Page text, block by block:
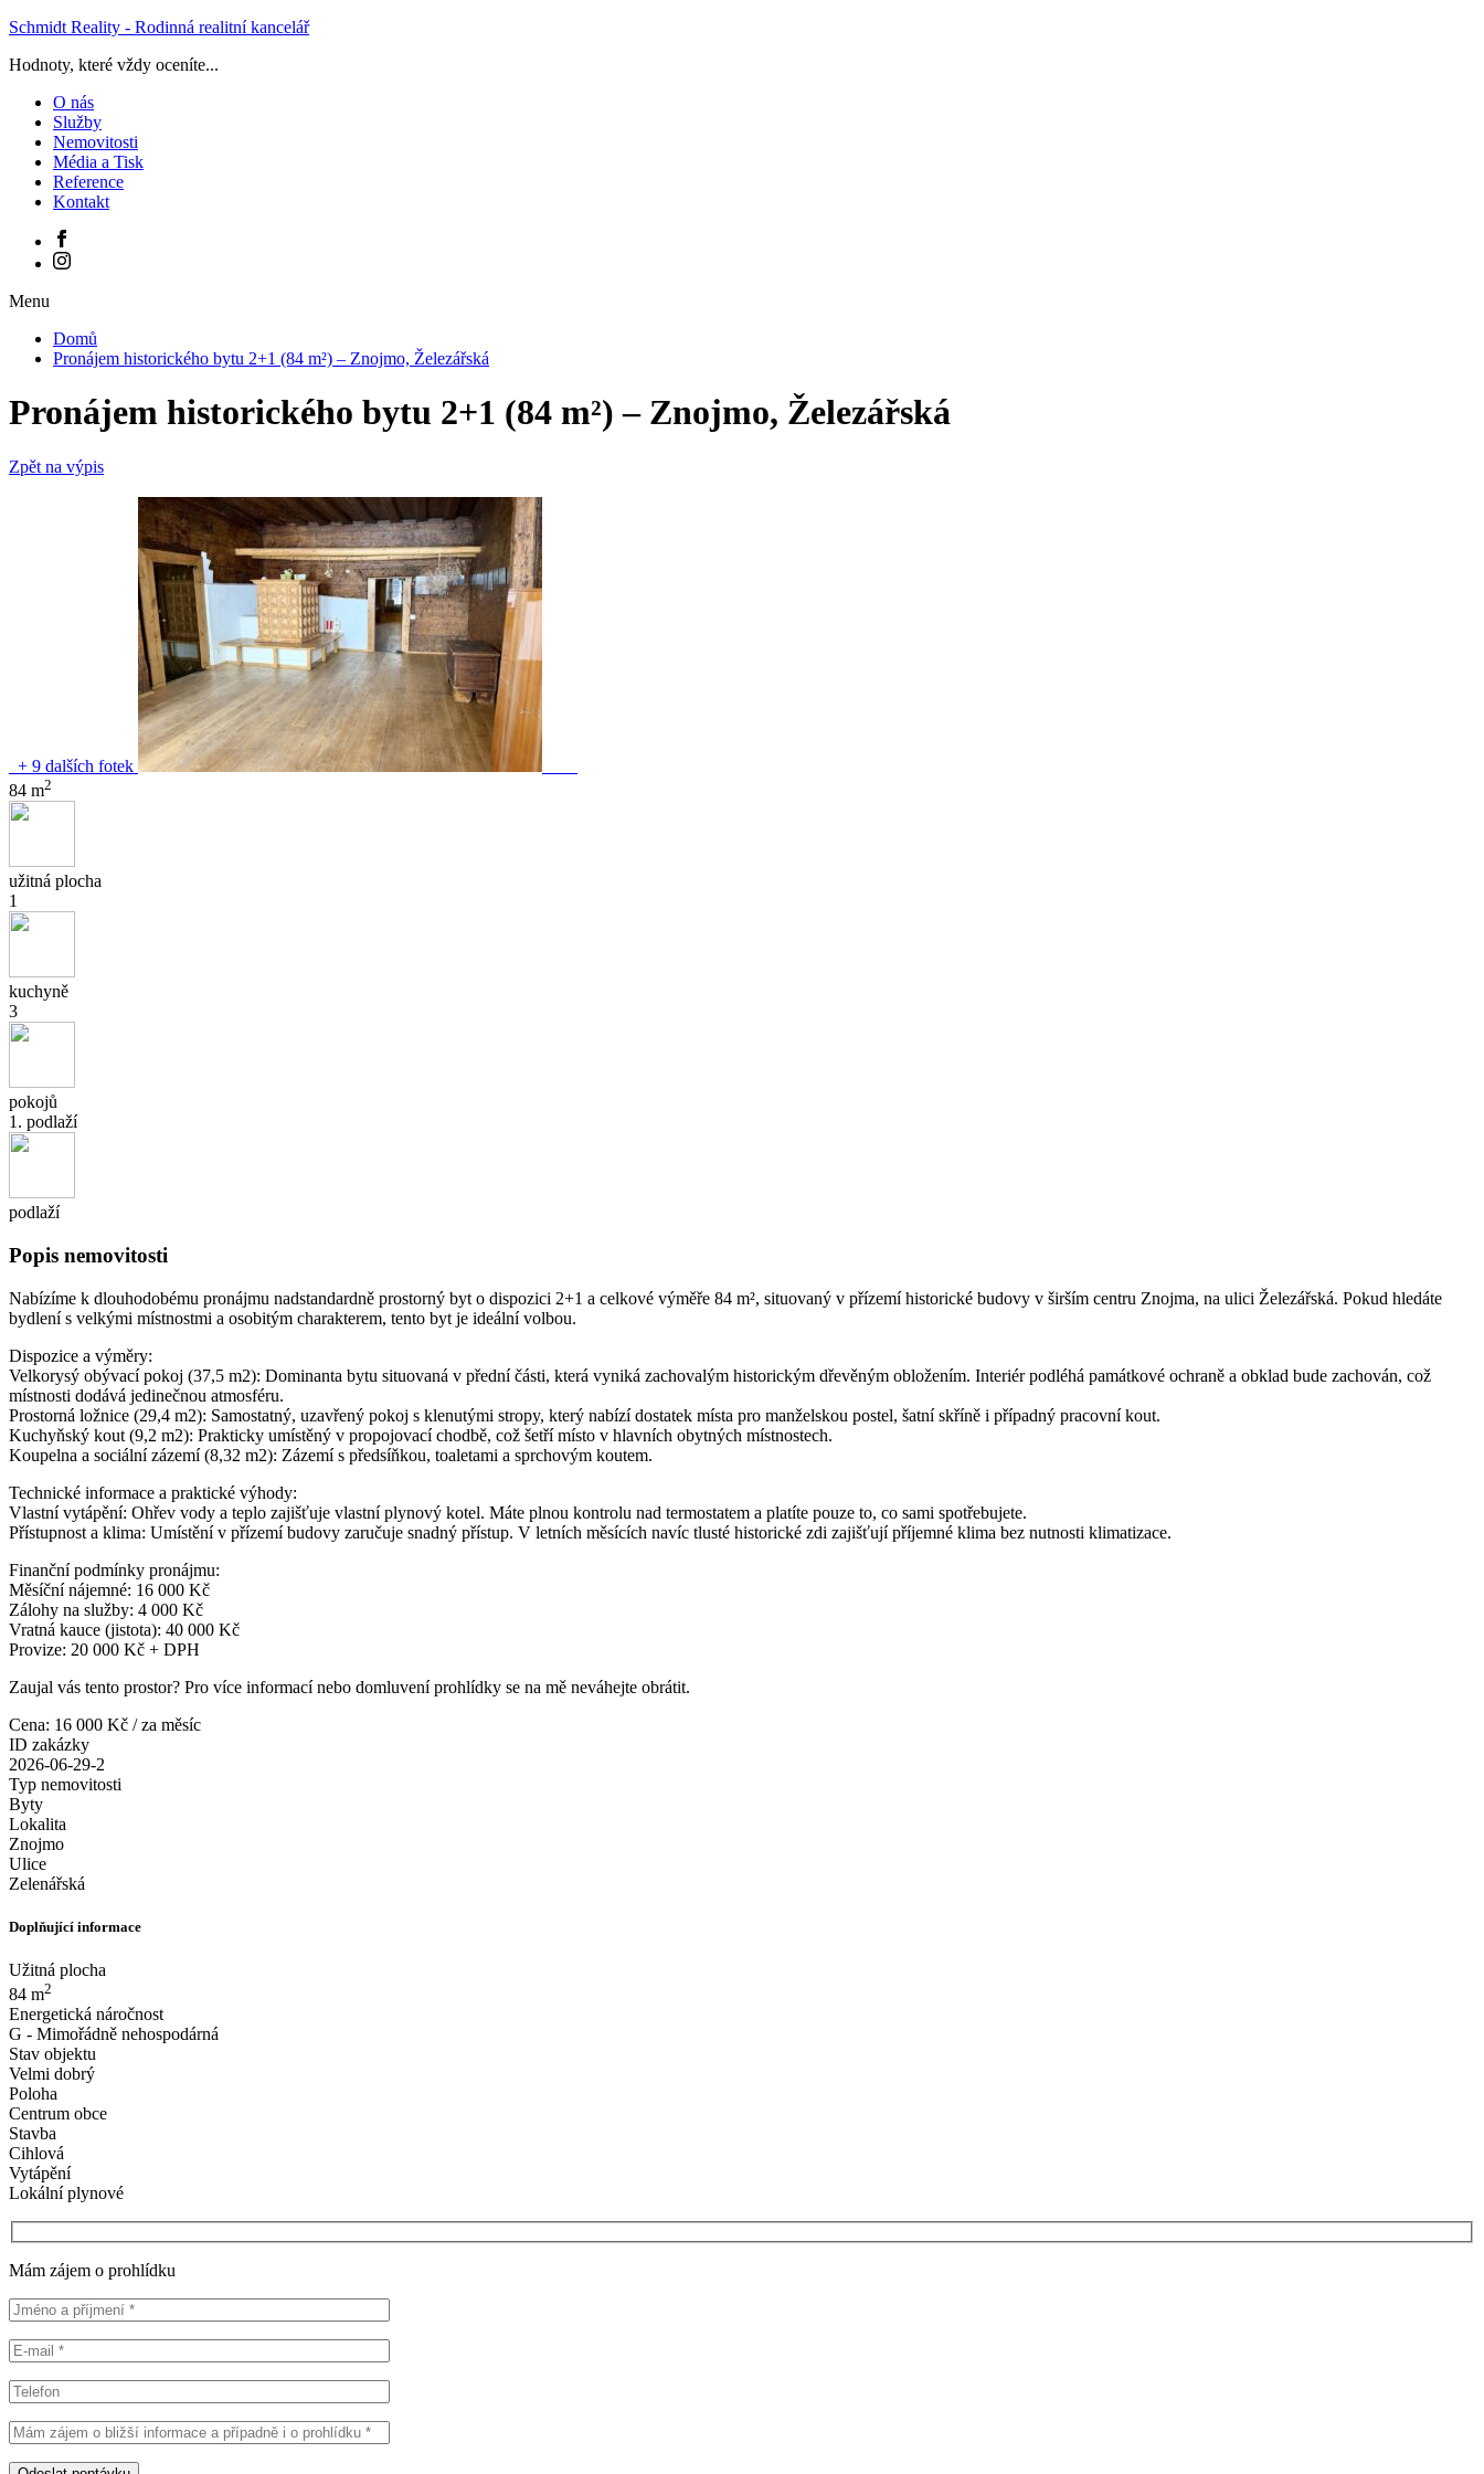
Schmidt Reality - Rodinná realitní kancelář
Hodnoty, které vždy oceníte...
O nás
Služby
Nemovitosti
Média a Tisk
Reference
Kontakt
Menu
Domů
Pronájem historického bytu 2+1 (84 m²) – Znojmo, Železářská
Pronájem historického bytu 2+1 (84 m²) – Znojmo, Železářská
Zpět na výpis
+ 9 dalších fotek
84 m2
užitná plocha
1
kuchyně
3
pokojů
1. podlaží
podlaží
Popis nemovitosti
Nabízíme k dlouhodobému pronájmu nadstandardně prostorný byt o dispozici 2+1 a celkové výměře 84 m², situovaný v přízemí historické budovy v širším centru Znojma, na ulici Železářská. Pokud hledáte
bydlení s velkými místnostmi a osobitým charakterem, tento byt je ideální volbou.
Dispozice a výměry:
Velkorysý obývací pokoj (37,5 m2): Dominanta bytu situovaná v přední části, která vyniká zachovalým historickým dřevěným obložením. Interiér podléhá památkové ochraně a obklad bude zachován, což
místnosti dodává jedinečnou atmosféru.
Prostorná ložnice (29,4 m2): Samostatný, uzavřený pokoj s klenutými stropy, který nabízí dostatek místa pro manželskou postel, šatní skříně i případný pracovní kout.
Kuchyňský kout (9,2 m2): Prakticky umístěný v propojovací chodbě, což šetří místo v hlavních obytných místnostech.
Koupelna a sociální zázemí (8,32 m2): Zázemí s předsíňkou, toaletami a sprchovým koutem.
Technické informace a praktické výhody:
Vlastní vytápění: Ohřev vody a teplo zajišťuje vlastní plynový kotel. Máte plnou kontrolu nad termostatem a platíte pouze to, co sami spotřebujete.
Přístupnost a klima: Umístění v přízemí budovy zaručuje snadný přístup. V letních měsících navíc tlusté historické zdi zajišťují příjemné klima bez nutnosti klimatizace.
Finanční podmínky pronájmu:
Měsíční nájemné: 16 000 Kč
Zálohy na služby: 4 000 Kč
Vratná kauce (jistota): 40 000 Kč
Provize: 20 000 Kč + DPH
Zaujal vás tento prostor? Pro více informací nebo domluvení prohlídky se na mě neváhejte obrátit.
Cena: 16 000 Kč / za měsíc
ID zakázky
2026-06-29-2
Typ nemovitosti
Byty
Lokalita
Znojmo
Ulice
Zelenářská
Doplňující informace
Užitná plocha
84 m2
Energetická náročnost
G - Mimořádně nehospodárná
Stav objektu
Velmi dobrý
Poloha
Centrum obce
Stavba
Cihlová
Vytápění
Lokální plynové
Mám zájem o prohlídku